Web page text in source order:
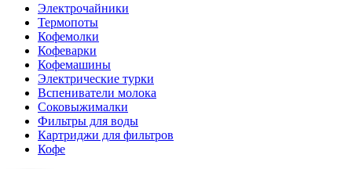
Электрочайники
Термопоты
Кофемолки
Кофеварки
Кофемашины
Электрические турки
Вспениватели молока
Соковыжималки
Фильтры для воды
Картриджи для фильтров
Кофе